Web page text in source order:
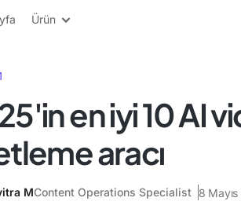
Ürün
en iyi 10 AI
aracı
MContent Operations Specialist 8